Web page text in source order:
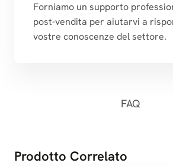
Forniamo un supporto
post-vendita per aiutarvi a
vostre conoscenze del settore.
FAQ
Prodotto Correlato